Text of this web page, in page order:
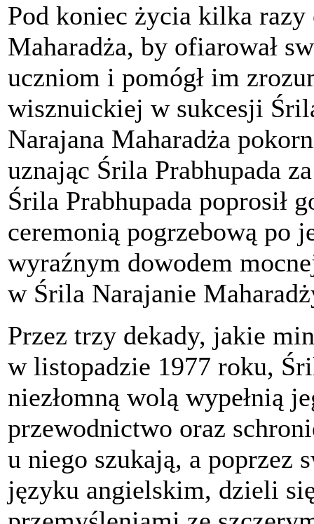
Pod koniec życia kilka razy
Maharadża, by ofiarował
uczniom i pomógł im
wisznuickiej w sukcesji
Narajana Maharadża
uznając Śrila Prabhupada
Śrila Prabhupada poprosił
ceremonią pogrzebową po
wyraźnym dowodem
w Śrila Narajanie
Przez trzy dekady, jakie
w listopadzie 1977 roku,
niezłomną wolą wypełnią
przewodnictwo oraz
u niego szukają, a poprzez
języku angielskim, dzieli